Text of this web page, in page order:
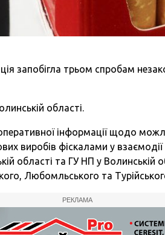
запобігла трьом спробам
області.
оперативної інформації щодо
виробів фіскалами у
області та ГУ НП у Волинській
Любомльського та
РЕКЛАМА